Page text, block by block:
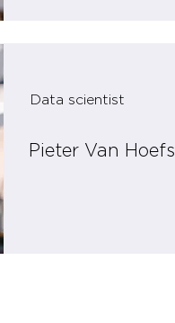
Data scientist
Pieter Van Hoefs